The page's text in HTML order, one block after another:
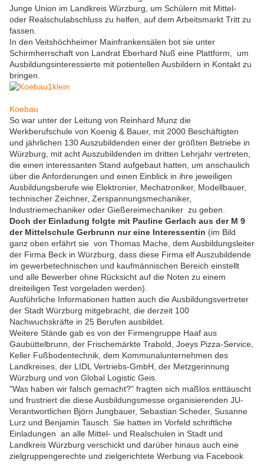
Junge Union im Landkreis Würzburg, um Schülern mit Mittel-
oder Realschulabschluss zu helfen, auf dem Arbeitsmarkt Tritt zu
fassen.
In den Veitshöchheimer Mainfrankensälen bot sie unter
Schirmherrschaft von Landrat Eberhard Nuß eine Plattform, um
Ausbildungsinteressierte mit potientellen Ausbildern in Kontakt zu
bringen.
Koebau
So war unter der Leitung von Reinhard Munz die
Werkberufschule von Koenig & Bauer, mit 2000 Beschäftigten
und jährlichen 130 Auszubildenden einer der größten Betriebe in
Würzburg, mit acht Auszubildenden im dritten Lehrjahr vertreten,
die einen interessanten Stand aufgebaut hatten, um anschaulich
über die Anforderungen und einen Einblick in ihre jeweiligen
Ausbildungsberufe wie Elektronier, Mechatroniker, Modellbauer,
technischer Zeichner, Zerspannungsmechaniker,
Industriemechaniker oder Gießereimechaniker zu geben.
Doch der Einladung folgte mit Pauline Gerlach aus der M 9
der Mittelschule Gerbrunn nur eine Interessentin (im Bild
ganz oben erfährt sie von Thomas Mache, dem Ausbildungsleiter
der Firma Beck in Würzburg, dass diese Firma elf Auszubildende
im gewerbetechnischen und kaufmännischen Bereich einstellt
und alle Bewerber ohne Rücksicht auf die Noten zu einem
dreiteiligen Test vorgeladen werden).
Ausführliche Informationen hatten auch die Ausbildungsvertreter
der Stadt Würzburg mitgebracht, die derzeit 100
Nachwuchskräfte in 25 Berufen ausbildet.
Weitere Stände gab es von der Firmengruppe Haaf aus
Gaubüttelbrunn, der Frischemärkte Trabold, Joeys Pizza-Service,
Keller Fußbodentechnik, dem Kommunalunternehmen des
Landkreises, der LIDL Vertriebs-GmbH, der Metzgerinnung
Würzburg und von Global Logistic Geis.
"Was haben wir falsch gemacht?" fragten sich maßlos enttäuscht
und frustriert die diese Ausbildungsmesse organisierenden JU-
Verantwortlichen Björn Jungbauer, Sebastian Scheder, Susanne
Lurz und Benjamin Tausch. Sie hatten im Vorfeld schriftliche
Einladungen an alle Mittel- und Realschulen in Stadt und
Landkreis Würzburg verschickt und darüber hinaus auch eine
zielgruppengerechte und zielgerichtete Werbung via Facebook